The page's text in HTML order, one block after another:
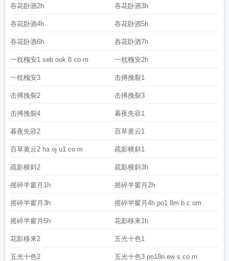
吞花卧酒2h 吞花卧酒3h
吞花卧酒4h 吞花卧酒5h
吞花卧酒6h 吞花卧酒7h
一枕槐安1 seb ook 8 co m 一枕槐安2h
一枕槐安3 击搏挽裂1
击搏挽裂2 击搏挽裂3
击搏挽裂4 暮夜先容1
暮夜先容2 百草黄云1
百草黄云2 ha oj u1 co m 疏影横斜1
疏影横斜2 疏影横斜3h
摇碎半窗月1h 摇碎半窗月2h
摇碎半窗月3h 摇碎半窗月4h po1 8m b c om
摇碎半窗月5h 花影移来1h
花影移来2 五光十色1
五光十色2 五光十色3 po18n ew s co m